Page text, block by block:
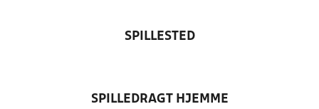
SPILLESTED
SPILLEDRAGT HJEMME